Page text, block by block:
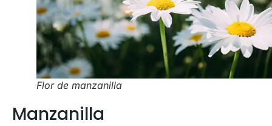
Flor de manzanilla
Manzanilla